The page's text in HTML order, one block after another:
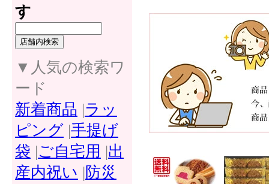
す
▼人気の検索ワ
ード
新着商品 |ラッ
ピング |手提げ
袋 |ご自宅用 |出
産内祝い |防災